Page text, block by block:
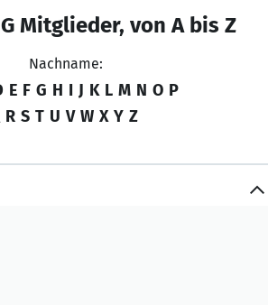
Mitglieder, von A bis Z
Nachname:
E F G H I J K L M N O P
R S T U V W X Y Z